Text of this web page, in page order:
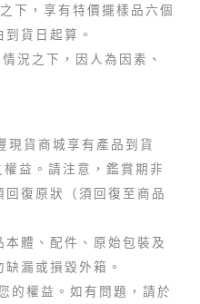
下，享有特價擺樣品六個
貨日起算。
況之下，因人為因素、
現貨商城享有產品到貨
益。請注意，鑑賞期非
復原狀（須回復至商品
體、配件、原始包裝及
漏或損毀外箱。
的權益。如有問題，請於